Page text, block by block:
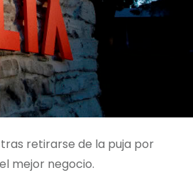
retirarse de la puja por
mejor negocio.